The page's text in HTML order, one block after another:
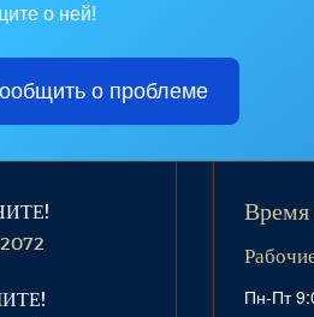
о ней!
о проблеме
Пн-Пт